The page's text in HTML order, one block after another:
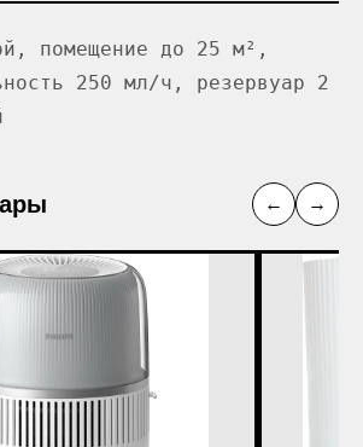
помещение до 25 м²,
250 мл/ч, резервуар 2
← →